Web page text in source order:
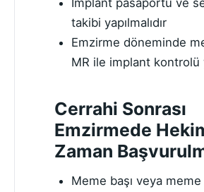
İmplant pasaportu ve
takibi yapılmalıdır
Emzirme döneminde
MR ile implant kontrolü
Cerrahi Sonrası
Emzirmede
Zaman
Meme başı veya